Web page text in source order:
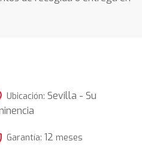
Ubicación: Sevilla - Su
Garantía: 12 meses